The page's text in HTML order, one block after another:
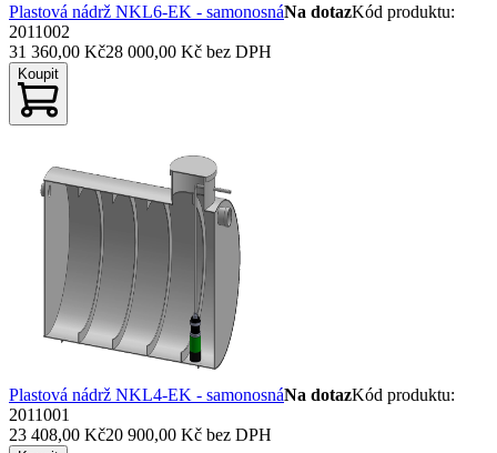
Plastová nádrž NKL6-EK - samonosnáNa dotazKód produktu:
2011002
31 360,00 Kč28 000,00 Kč bez DPH
Koupit
Plastová nádrž NKL4-EK - samonosnáNa dotazKód produktu:
2011001
23 408,00 Kč20 900,00 Kč bez DPH